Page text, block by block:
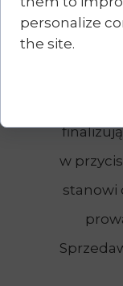
4.
w
stanowi
personalize
the site.